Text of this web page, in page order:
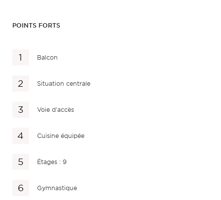
POINTS FORTS
Balcon
Situation centrale
Voie d'accès
Cuisine équipée
Étages : 9
Gymnastique